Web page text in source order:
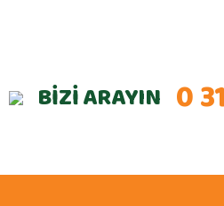
BİZİ ARAYIN 0